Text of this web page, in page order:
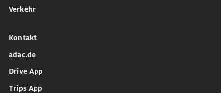
Verkehr
Kontakt
adac.de
Drive App
Trips App